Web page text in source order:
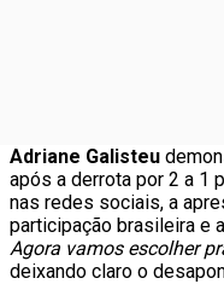
Adriane Galisteu
após a derrota por 2 a 1
nas redes sociais, a
participação brasileira e
Agora vamos escolher
deixando claro o